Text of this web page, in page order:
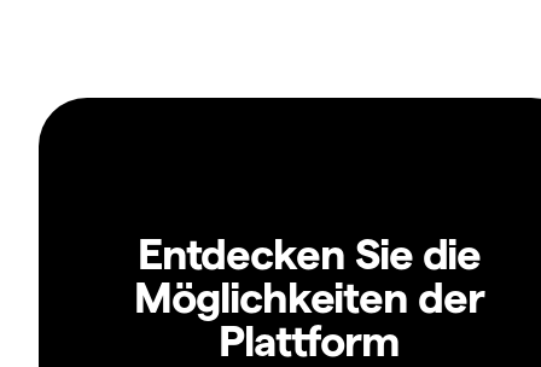
Entdecken Sie die
Möglichkeiten der
Plattform